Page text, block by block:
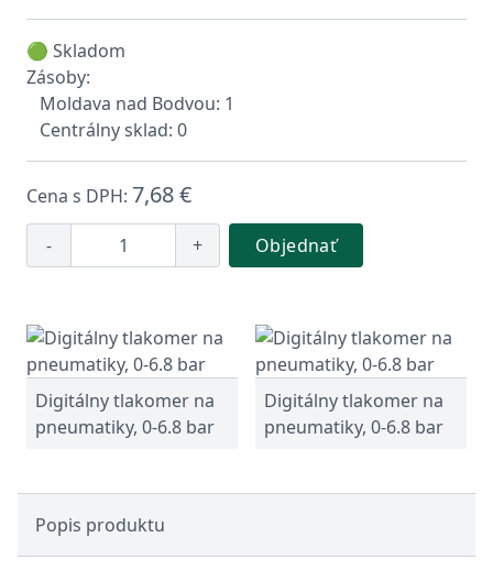
🟢 Skladom
Zásoby:
Moldava nad Bodvou: 1
Centrálny sklad: 0
Cena s DPH: 7,68 €
- + Objednať
Digitálny tlakomer na
pneumatiky, 0-6.8 bar
Digitálny tlakomer na
pneumatiky, 0-6.8 bar
Popis produktu